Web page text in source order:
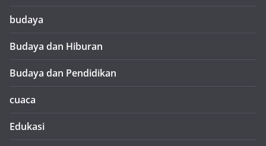
budaya
Budaya dan Hiburan
Budaya dan Pendidikan
cuaca
Edukasi